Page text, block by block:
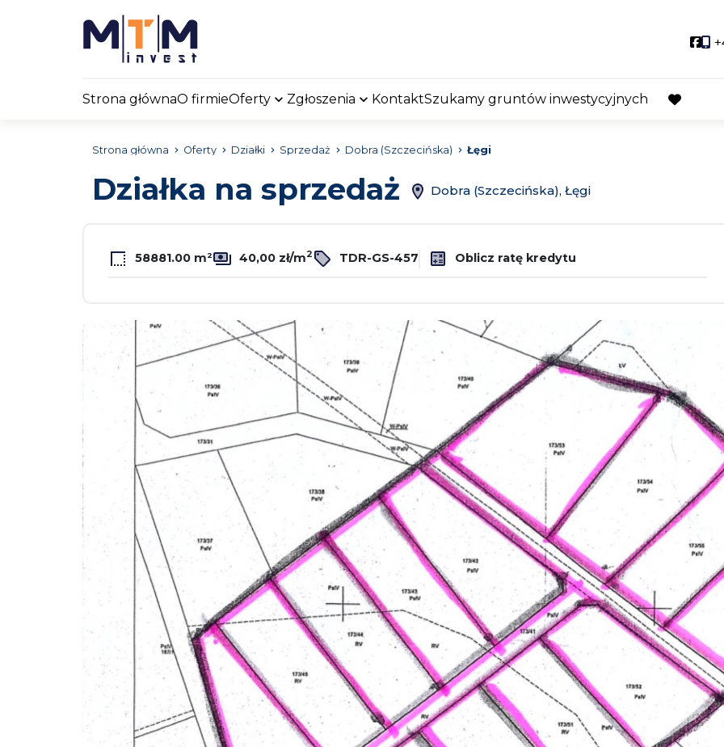
Strona głównaO firmieOferty Zgłoszenia KontaktSzukamy gruntów inwestycyjnych
favorite
Strona główna Oferty Działki Sprzedaż Dobra (Szczecińska) Łęgi
Działka na sprzedaż Dobra (Szczecińska), Łęgi
58881.00 m² 40,00 zł/m2 TDR-GS-457 Oblicz ratę kredytu